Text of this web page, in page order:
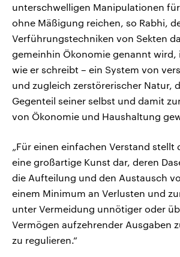
unterschwelligen Manipulationen
ohne Mäßigung reichen, so Rabhi,
Verführungstechniken von Sekten
gemeinhin Ökonomie genannt wird,
wie er schreibt – ein System von
und zugleich zerstörerischer Natur,
Gegenteil seiner selbst und damit
von Ökonomie und Haushaltung
„Für einen einfachen Verstand stellt
eine großartige Kunst dar, deren
die Aufteilung und den Austausch
einem Minimum an Verlusten und
unter Vermeidung unnötiger oder
Vermögen aufzehrender Ausgaben
zu regulieren.“